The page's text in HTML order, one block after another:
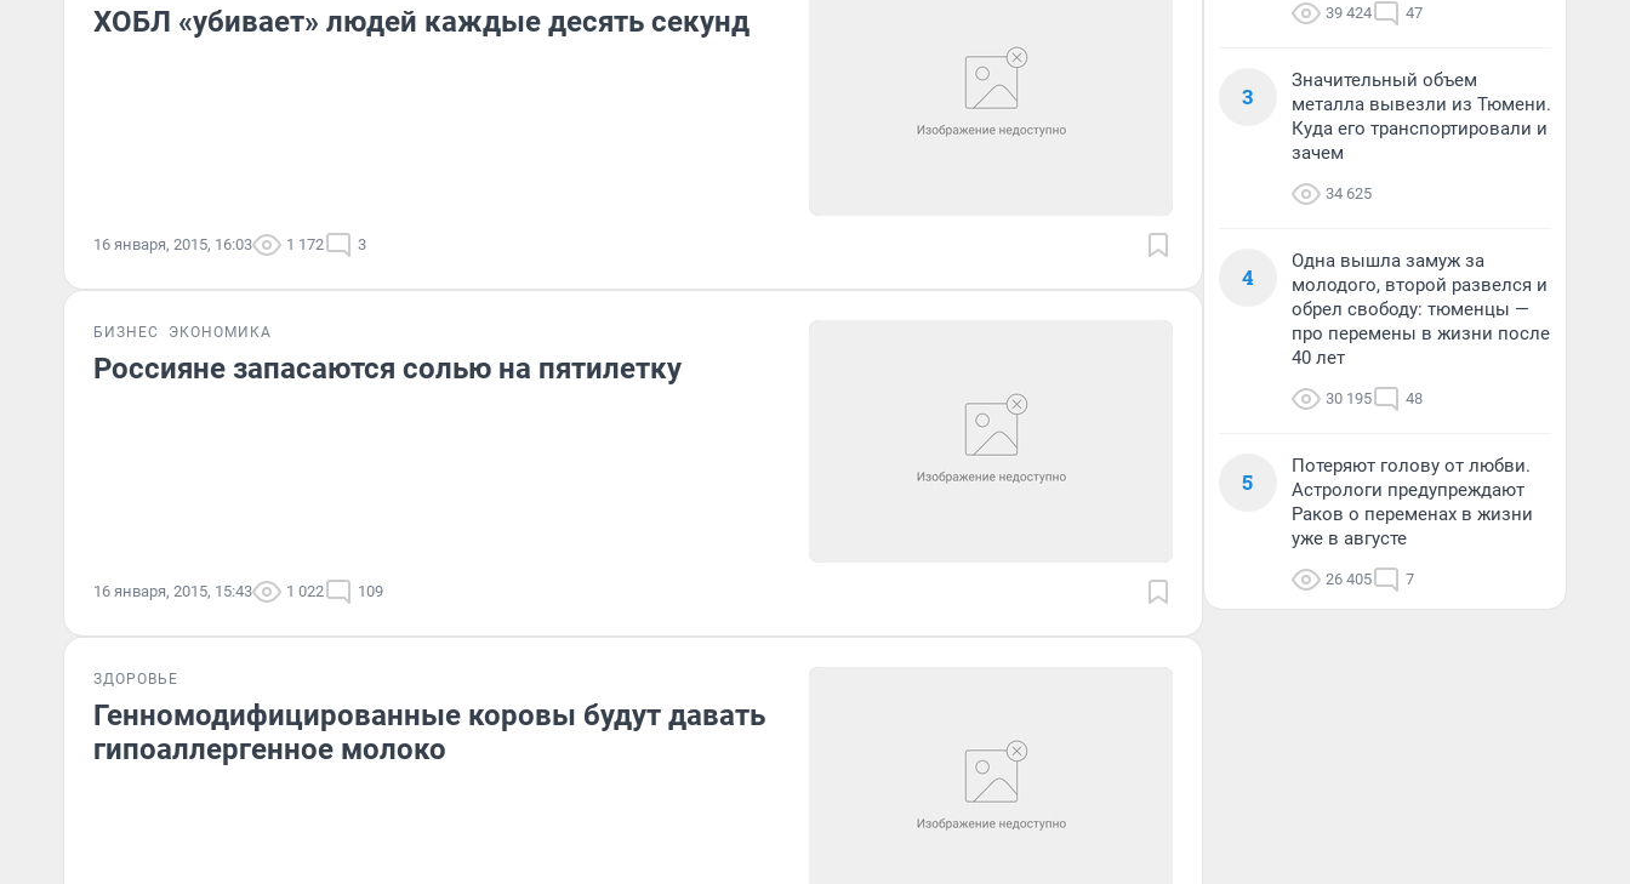
ХОБЛ «убивает» людей каждые десять секунд
16 января, 2015, 16:03 1 172 3
БИЗНЕС ЭКОНОМИКА
Россияне запасаются солью на пятилетку
16 января, 2015, 15:43 1 022 109
ЗДОРОВЬЕ
Генномодифицированные коровы будут давать
гипоаллергенное молоко
39 424 47
3
Значительный объем
металла вывезли из Тюмени.
Куда его транспортировали и
зачем
34 625
4
Одна вышла замуж за
молодого, второй развелся и
обрел свободу: тюменцы —
про перемены в жизни после
40 лет
30 195 48
5
Потеряют голову от любви.
Астрологи предупреждают
Раков о переменах в жизни
уже в августе
26 405 7